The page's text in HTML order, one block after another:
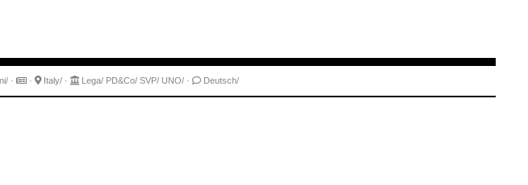
· · Italy/ · Lega/ PD&Co/ SVP/ UNO/ · Deutsch/